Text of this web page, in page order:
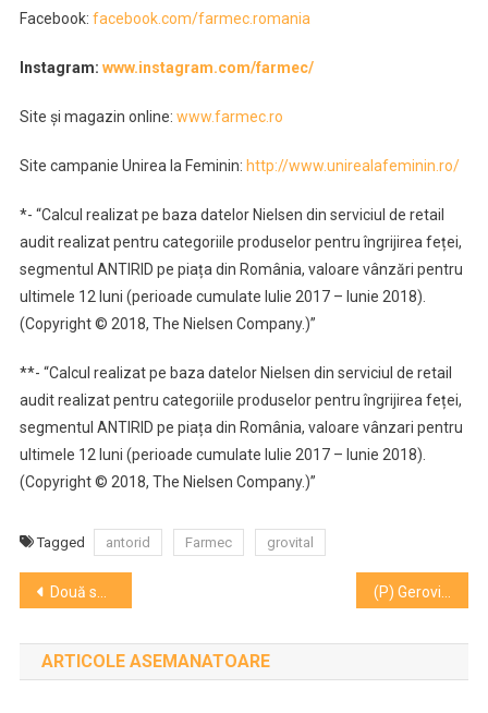
Facebook: facebook.com/farmec.romania
Instagram: www.instagram.com/farmec/
Site şi magazin online: www.farmec.ro
Site campanie Unirea la Feminin: http://www.unirealafeminin.ro/
*- “Calcul realizat pe baza datelor Nielsen din serviciul de retail
audit realizat pentru categoriile produselor pentru îngrijirea feței,
segmentul ANTIRID pe piața din România, valoare vânzări pentru
ultimele 12 luni (perioade cumulate Iulie 2017 – Iunie 2018).
(Copyright © 2018, The Nielsen Company.)”
**- “Calcul realizat pe baza datelor Nielsen din serviciul de retail
audit realizat pentru categoriile produselor pentru îngrijirea feței,
segmentul ANTIRID pe piața din România, valoare vânzari pentru
ultimele 12 luni (perioade cumulate Iulie 2017 – Iunie 2018).
(Copyright © 2018, The Nielsen Company.)”
Tagged antorid Farmec grovital
Navigare
în
articole
Două seri de film în aer liber propune caravana NexT (P) Gerovital își menține poziția de lider de piață pe segmentul antirid
ARTICOLE ASEMANATOARE